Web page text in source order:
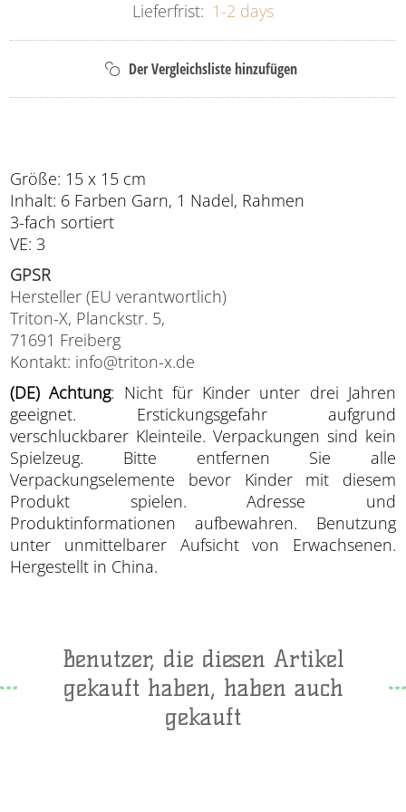
Lieferfrist: 1-2 days
Größe: 15 x 15 cm
Inhalt: 6 Farben Garn, 1 Nadel, Rahmen
3-fach sortiert
VE: 3
GPSR
Hersteller (EU verantwortlich)
Triton-X, Planckstr. 5,
71691 Freiberg
Kontakt: info@triton-x.de
(DE) Achtung: Nicht für Kinder unter drei Jahren
geeignet. Erstickungsgefahr aufgrund
verschluckbarer Kleinteile. Verpackungen sind kein
Spielzeug. Bitte entfernen Sie alle
Verpackungselemente bevor Kinder mit diesem
Produkt spielen. Adresse und
Produktinformationen aufbewahren. Benutzung
unter unmittelbarer Aufsicht von Erwachsenen.
Hergestellt in China.
Benutzer, die diesen Artikel
gekauft haben, haben auch
gekauft